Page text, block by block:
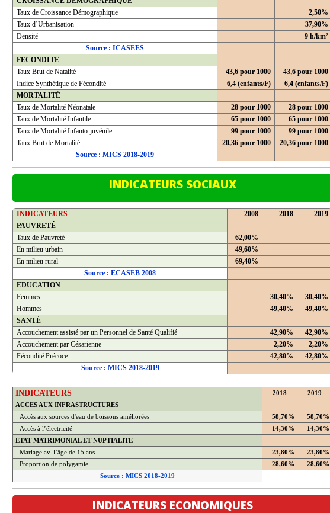
Taux de Croissance Démographique
2,50%
Taux d’Urbanisation
37,90%
Densité
9 h/km²
Source : ICASEES
FECONDITE
Taux Brut de Natalité
43,6 pour 1000
43,6 pour 1000
Indice Synthétique de Fécondité
6,4 (enfants/F)
6,4 (enfants/F)
MORTALITÉ
Taux de Mortalité Néonatale
28 pour 1000
28 pour 1000
Taux de Mortalité Infantile
65 pour 1000
65 pour 1000
Taux de Mortalité Infanto-juvénile
99 pour 1000
99 pour 1000
Taux Brut de Mortalité
20,36 pour 1000
20,36 pour 1000
Source : MICS 2018-2019
INDICATEURS SOCIAUX
INDICATEURS 2008 2018
2019
PAUVRETÉ
Taux de Pauvreté
62,00%
En milieu urbain
49,60%
En milieu rural
69,40%
Source : ECASEB 2008
EDUCATION
Femmes
30,40%
30,40%
Hommes
49,40%
49,40%
SANTÉ
Accouchement assisté par un Personnel de Santé Qualifié
42,90%
42,90%
Accouchement par Césarienne
2,20%
2,20%
Fécondité Précoce
42,80%
42,80%
Source : MICS 2018-2019
INDICATEURS 2018
2019
ACCES AUX INFRASTRUCTURES
Accès aux sources d'eau de boissons améliorées
58,70%
58,70%
Accès à l’électricité
14,30%
14,30%
ETAT MATRIMONIAL ET NUPTIALITE
Mariage av. l’âge de 15 ans
23,80%
23,80%
Proportion de polygamie
28,60%
28,60%
Source : MICS 2018-2019
INDICATEURS ECONOMIQUES